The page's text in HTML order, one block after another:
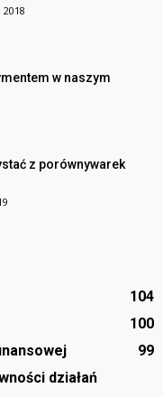
w naszym
z porównywarek
104
100
99
działań